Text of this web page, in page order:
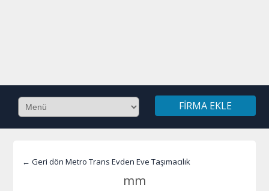
FIRMA EKLE
← Geri dön Metro Trans Evden Eve Taşımacılık
mm